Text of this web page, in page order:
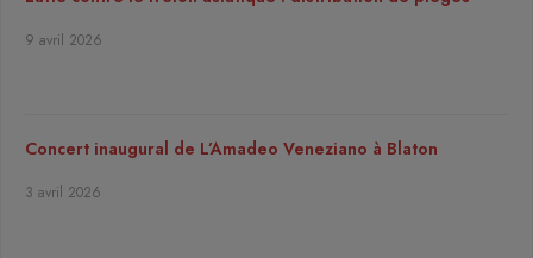
9 avril 2026
Concert inaugural de L’Amadeo Veneziano à Blaton
3 avril 2026